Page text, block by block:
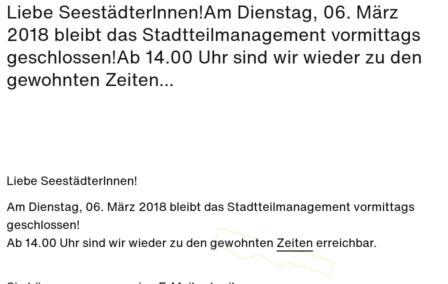
Liebe SeestädterInnen!Am Dienstag, 06. März
2018 bleibt das Stadtteilmanagement vormittags
geschlossen!Ab 14.00 Uhr sind wir wieder zu den
gewohnten Zeiten...
Liebe SeestädterInnen!
Am Dienstag, 06. März 2018 bleibt das Stadtteilmanagement vormittags
geschlossen!
Ab 14.00 Uhr sind wir wieder zu den gewohntenZeiten erreichbar.